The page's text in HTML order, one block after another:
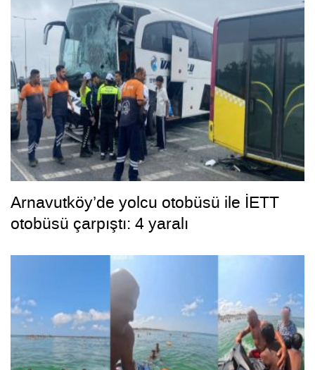
Arnavutköy’de yolcu otobüsü ile İETT
otobüsü çarpıştı: 4 yaralı